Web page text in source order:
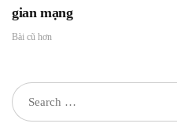
gian mạng
Bài cũ hơn